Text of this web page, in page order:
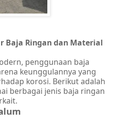
Baja Ringan dan Material
penggunaan baja
keunggulannya yang
korosi. Berikut adalah
berbagai jenis baja ringan